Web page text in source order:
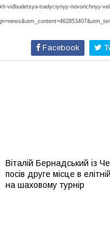
vidbudetsya-tradyciynyy-novorichnyy-
Facebook
Віталій Бернадський із
посів друге місце в
на шаховому турнір